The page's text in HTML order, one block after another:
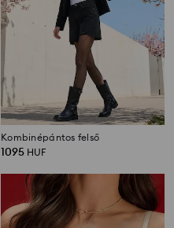
Kombinépántos felső
1095 HUF